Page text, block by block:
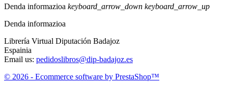
Denda informazioa keyboard_arrow_down keyboard_arrow_up
Denda informazioa
Librería Virtual Diputación Badajoz
Espainia
Email us: pedidoslibros@dip-badajoz.es
© 2026 - Ecommerce software by PrestaShop™